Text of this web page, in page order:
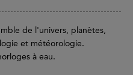
de l'univers, planètes,
et météorologie.
à eau.